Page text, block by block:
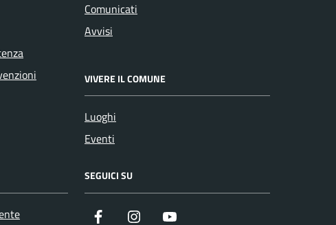
Comunicati
Avvisi
VIVERE IL COMUNE
Luoghi
Eventi
SEGUICI SU
Facebook Instagram